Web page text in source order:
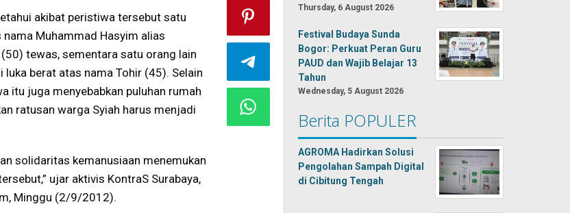
akibat peristiwa tersebut satu
nama Muhammad Hasyim alias
tewas, sementara satu orang lain
luka berat atas nama Tohir (45). Selain
itu juga menyebabkan puluhan rumah
ratusan warga Syiah harus menjadi
solidaritas kemanusiaan menemukan
ujar aktivis KontraS Surabaya,
Minggu (2/9/2012).
Thursday, 6 August 2026
Festival Budaya Sunda
Bogor: Perkuat Peran Guru
PAUD dan Wajib Belajar 13
Tahun
Wednesday, 5 August 2026
Berita POPULER
AGROMA Hadirkan Solusi
Pengolahan Sampah Digital
di Cibitung Tengah